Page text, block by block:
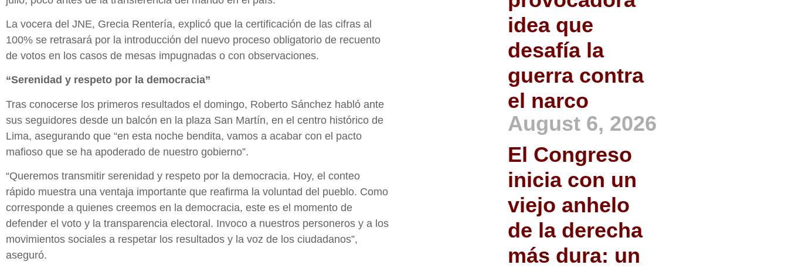
La vocera del JNE, Grecia Rentería, explicó que la certificación de las cifras al
100% se retrasará por la introducción del nuevo proceso obligatorio de recuento
de votos en los casos de mesas impugnadas o con observaciones.
“Serenidad y respeto por la democracia”
Tras conocerse los primeros resultados el domingo, Roberto Sánchez habló ante
sus seguidores desde un balcón en la plaza San Martín, en el centro histórico de
Lima, asegurando que “en esta noche bendita, vamos a acabar con el pacto
mafioso que se ha apoderado de nuestro gobierno”.
“Queremos transmitir serenidad y respeto por la democracia. Hoy, el conteo
rápido muestra una ventaja importante que reafirma la voluntad del pueblo. Como
corresponde a quienes creemos en la democracia, este es el momento de
defender el voto y la transparencia electoral. Invoco a nuestros personeros y a los
movimientos sociales a respetar los resultados y la voz de los ciudadanos”,
aseguró.
idea que
desafía la
guerra contra
el narco
August 6, 2026
El Congreso
inicia con un
viejo anhelo
de la derecha
más dura: un